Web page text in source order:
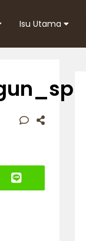
Isu Utama